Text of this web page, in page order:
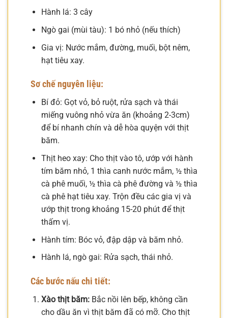
Hành lá: 3 cây
Ngò gai (mùi tàu): 1 bó nhỏ (nếu thích)
Gia vị: Nước mắm, đường, muối, bột nêm,
hạt tiêu xay.
Sơ chế nguyên liệu:
Bí đỏ: Gọt vỏ, bỏ ruột, rửa sạch và thái
miếng vuông nhỏ vừa ăn (khoảng 2-3cm)
để bí nhanh chín và dễ hòa quyện với thịt
băm.
Thịt heo xay: Cho thịt vào tô, ướp với hành
tím băm nhỏ, 1 thìa canh nước mắm, ½ thìa
cà phê muối, ½ thìa cà phê đường và ½ thìa
cà phê hạt tiêu xay. Trộn đều các gia vị và
ướp thịt trong khoảng 15-20 phút để thịt
thấm vị.
Hành tím: Bóc vỏ, đập dập và băm nhỏ.
Hành lá, ngò gai: Rửa sạch, thái nhỏ.
Các bước nấu chi tiết:
Xào thịt băm:Bắc nồi lên bếp, không cần
cho dầu ăn vì thịt băm đã có mỡ. Cho thịt